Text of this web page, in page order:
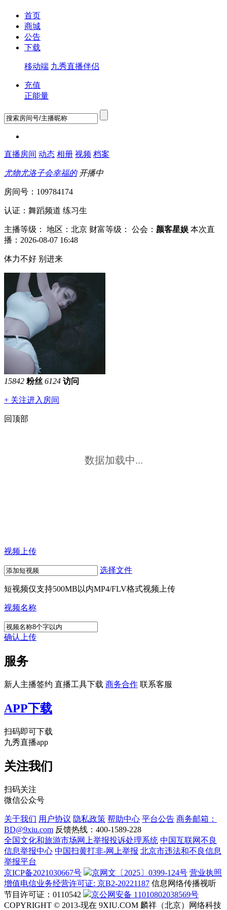
首页
商城
公告
下载
移动端 九秀直播伴侣
充值
正能量
直播房间 动态 相册 视频 档案
尤物尤洛子会幸福的 开播中
房间号：109784174
认证：舞蹈频道 练习生
主播等级： 地区：北京 财富等级： 公会： 颜客星娱 本次直
播：2026-08-07 16:48
体力不好 别进来
15842 粉丝 6124 访问
+ 关注进入房间
回顶部
数据加载中...
视频上传
选择文件
短视频仅支持500MB以内MP4/FLV格式视频上传
视频名称
确认上传
服务
新人主播签约 直播工具下载 商务合作 联系客服
APP下载
扫码即可下载
九秀直播app
关注我们
扫码关注
微信公众号
关于我们 用户协议 隐私政策 帮助中心 平台公告 商务邮箱：
BD@9xiu.com 反馈热线：400-1589-228
全国文化和旅游市场网上举报投诉处理系统 中国互联网不良
信息举报中心 中国扫黄打非-网上举报 北京市违法和不良信息
举报平台
京ICP备2021030667号
京网文〔2025〕0399-124号 营业执照
增值电信业务经营许可证: 京B2-20221187 信息网络传播视听
节目许可证：0110542
京公网安备 11010802038569号
COPYRIGHT © 2013-现在 9XIU.COM 麟祥（北京）网络科技